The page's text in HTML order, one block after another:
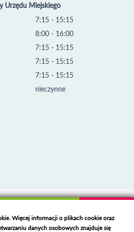
Urzędu Miejskiego
7:15 - 15:15
8:00 - 16:00
7:15 - 15:15
7:15 - 15:15
7:15 - 15:15
nieczynne
Więcej informacji o plikach cookie oraz
danych osobowych znajduje się